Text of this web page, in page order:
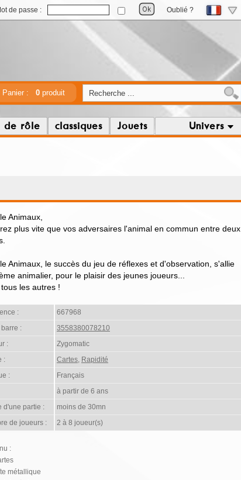
de passe : Oublié ?
Panier : 0produit
de rôle classiques Jouets Univers
Animaux,
plus vite que vos adversaires l'animal en commun entre deux
Animaux, le succès du jeu de réflexes et d'observation, s'allie
animalier, pour le plaisir des jeunes joueurs...
les autres !
:
667968
:
3558380078210
:
Zygomatic
:
Cartes, Rapidité
:
Français
à partir de 6 ans
d'une partie :
moins de 30mn
de joueurs :
2 à 8 joueur(s)
:
métallique